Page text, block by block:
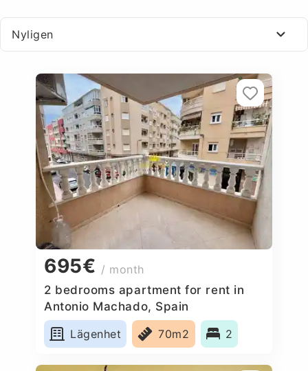
Nyligen
695€ / month
2 bedrooms apartment for rent in
Antonio Machado, Spain
Lägenhet
70m2 2